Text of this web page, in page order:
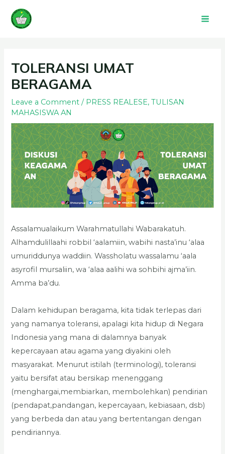
TOLERANSI UMAT
BERAGAMA
Leave a Comment / PRESS REALESE,TULISAN
MAHASISWA AN
Assalamualaikum Warahmatullahi Wabarakatuh.
Alhamdulillaahi robbil ‘aalamiin, wabihi nasta’inu ‘alaa
umuriddunya waddiin. Wassholatu wassalamu ‘aala
asyrofil mursaliin, wa ‘alaa aalihi wa sohbihi ajma’iin.
Amma ba’du.
Dalam kehidupan beragama, kita tidak terlepas dari
yang namanya toleransi, apalagi kita hidup di Negara
Indonesia yang mana di dalamnya banyak
kepercayaan atau agama yang diyakini oleh
masyarakat. Menurut istilah (terminologi), toleransi
yaitu bersifat atau bersikap menenggang
(menghargai,membiarkan, membolehkan) pendirian
(pendapat,pandangan, kepercayaan, kebiasaan, dsb)
yang berbeda dan atau yang bertentangan dengan
pendiriannya.